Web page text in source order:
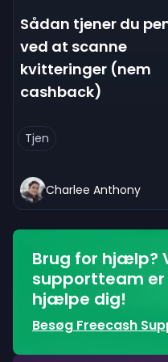
Sådan tjener du
ved at scanne
kvitteringer (nem
cashback)
Tjen
Charlee Anthony
Brug for hjælp?
supportteam
hjælpe dig!
Besøg Freecash